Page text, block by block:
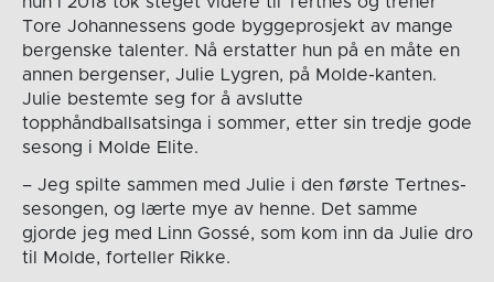
Tore Johannessens gode byggeprosjekt av mange
bergenske talenter. Nå erstatter hun på en måte en
annen bergenser, Julie Lygren, på Molde-kanten.
Julie bestemte seg for å avslutte
topphåndballsatsinga i sommer, etter sin tredje gode
sesong i Molde Elite.
– Jeg spilte sammen med Julie i den første Tertnes-
sesongen, og lærte mye av henne. Det samme
gjorde jeg med Linn Gossé, som kom inn da Julie dro
til Molde, forteller Rikke.